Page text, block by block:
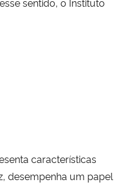
características
desempenha um papel